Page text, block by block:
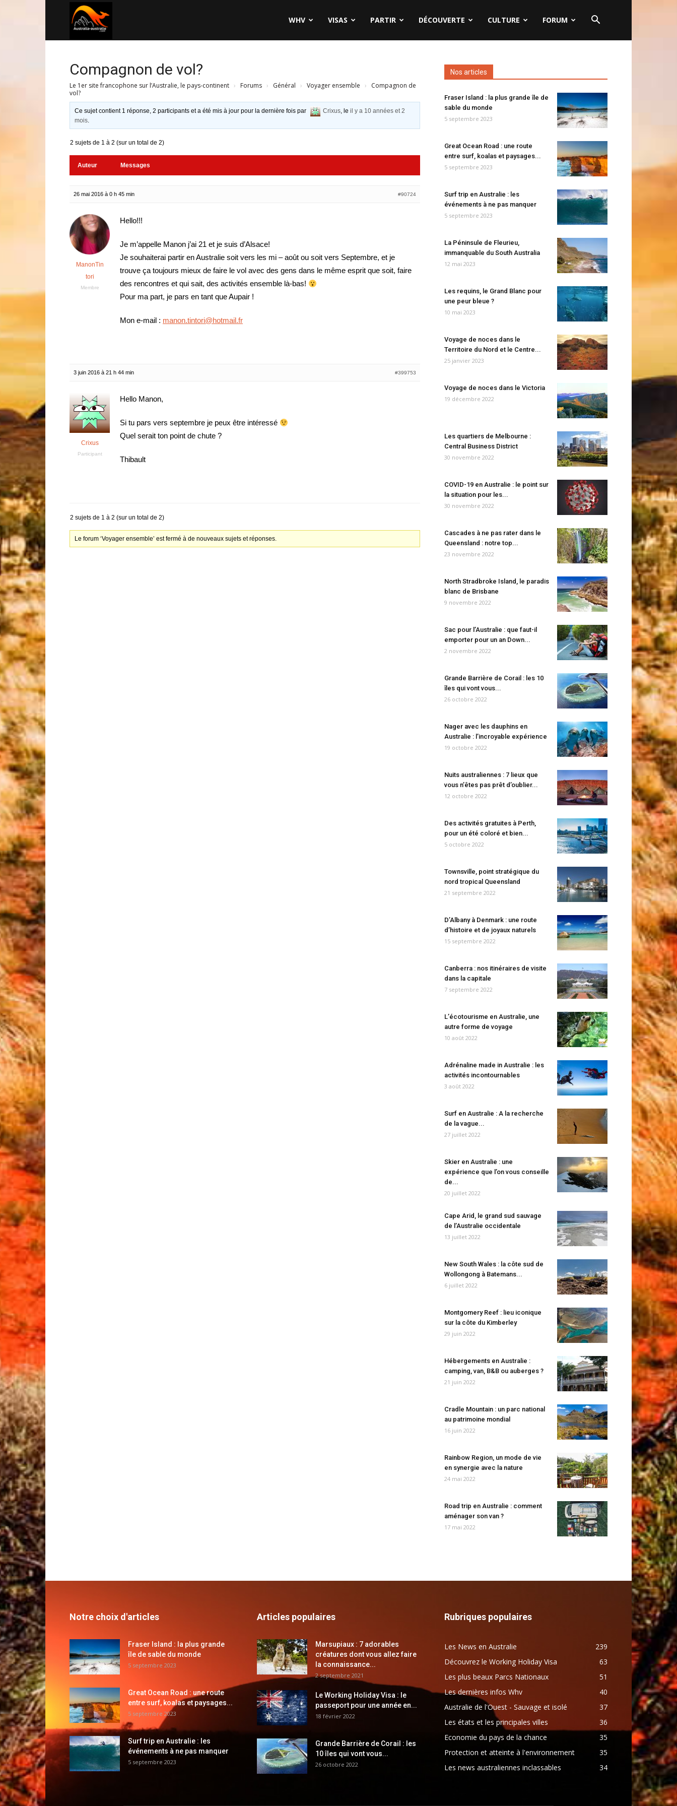
WHV VISAS PARTIR DÉCOUVERTE CULTURE FORUM
Compagnon de vol?
Le 1er site francophone sur l’Australie, le pays-continent › Forums › Général › Voyager ensemble ›
Compagnon de
vol?
Ce sujet contient 1 réponse, 2 participants et a été mis à jour pour la dernière fois par Crixus, leil y a 10 années et 2
mois.
2 sujets de 1 à 2 (sur un total de 2)
Auteur Messages
26 mai 2016 à 0 h 45 min #90724
ManonTin
tori
Membre
Hello!!!
Je m’appelle Manon j’ai 21 et je suis d’Alsace!
Je souhaiterai partir en Australie soit vers les mi – août ou soit vers Septembre, et je
trouve ça toujours mieux de faire le vol avec des gens dans le même esprit que soit, faire
des rencontres et qui sait, des activités ensemble là-bas!
Pour ma part, je pars en tant que Aupair !
Mon e-mail : manon.tintori@hotmail.fr
3 juin 2016 à 21 h 44 min #399753
Crixus
Participant
Hello Manon,
Si tu pars vers septembre je peux être intéressé
Quel serait ton point de chute ?
Thibault
2 sujets de 1 à 2 (sur un total de 2)
Le forum ‘Voyager ensemble’ est fermé à de nouveaux sujets et réponses.
Nos articles
Fraser Island : la plus grande île de
sable du monde
5 septembre 2023
Great Ocean Road : une route
entre surf, koalas et paysages...
5 septembre 2023
Surf trip en Australie : les
événements à ne pas manquer
5 septembre 2023
La Péninsule de Fleurieu,
immanquable du South Australia
12 mai 2023
Les requins, le Grand Blanc pour
une peur bleue ?
10 mai 2023
Voyage de noces dans le
Territoire du Nord et le Centre...
25 janvier 2023
Voyage de noces dans le Victoria
19 décembre 2022
Les quartiers de Melbourne :
Central Business District
30 novembre 2022
COVID-19 en Australie : le point sur
la situation pour les...
30 novembre 2022
Cascades à ne pas rater dans le
Queensland : notre top...
23 novembre 2022
North Stradbroke Island, le paradis
blanc de Brisbane
9 novembre 2022
Sac pour l’Australie : que faut-il
emporter pour un an Down...
2 novembre 2022
Grande Barrière de Corail : les 10
îles qui vont vous...
26 octobre 2022
Nager avec les dauphins en
Australie : l’incroyable expérience
19 octobre 2022
Nuits australiennes : 7 lieux que
vous n’êtes pas prêt d’oublier...
12 octobre 2022
Des activités gratuites à Perth,
pour un été coloré et bien...
5 octobre 2022
Townsville, point stratégique du
nord tropical Queensland
21 septembre 2022
D’Albany à Denmark : une route
d’histoire et de joyaux naturels
15 septembre 2022
Canberra : nos itinéraires de visite
dans la capitale
7 septembre 2022
L’écotourisme en Australie, une
autre forme de voyage
10 août 2022
Adrénaline made in Australie : les
activités incontournables
3 août 2022
Surf en Australie : A la recherche
de la vague...
27 juillet 2022
Skier en Australie : une
expérience que l’on vous conseille
de...
20 juillet 2022
Cape Arid, le grand sud sauvage
de l’Australie occidentale
13 juillet 2022
New South Wales : la côte sud de
Wollongong à Batemans...
6 juillet 2022
Montgomery Reef : lieu iconique
sur la côte du Kimberley
29 juin 2022
Hébergements en Australie :
camping, van, B&B ou auberges ?
21 juin 2022
Cradle Mountain : un parc national
au patrimoine mondial
16 juin 2022
Rainbow Region, un mode de vie
en synergie avec la nature
24 mai 2022
Road trip en Australie : comment
aménager son van ?
17 mai 2022
Notre choix d'articles
Fraser Island : la plus grande
île de sable du monde
5 septembre 2023
Great Ocean Road : une route
entre surf, koalas et paysages...
5 septembre 2023
Surf trip en Australie : les
événements à ne pas manquer
5 septembre 2023
Articles populaires
Marsupiaux : 7 adorables
créatures dont vous allez faire
la connaissance...
2 septembre 2021
Le Working Holiday Visa : le
passeport pour une année en...
18 février 2022
Grande Barrière de Corail : les
10 îles qui vont vous...
26 octobre 2022
Rubriques populaires
Les News en Australie
239
Découvrez le Working Holiday Visa
63
Les plus beaux Parcs Nationaux
51
Les dernières infos Whv
40
Australie de l'Ouest - Sauvage et isolé
37
Les états et les principales villes
36
Economie du pays de la chance
35
Protection et atteinte à l'environnement
35
Les news australiennes inclassables
34